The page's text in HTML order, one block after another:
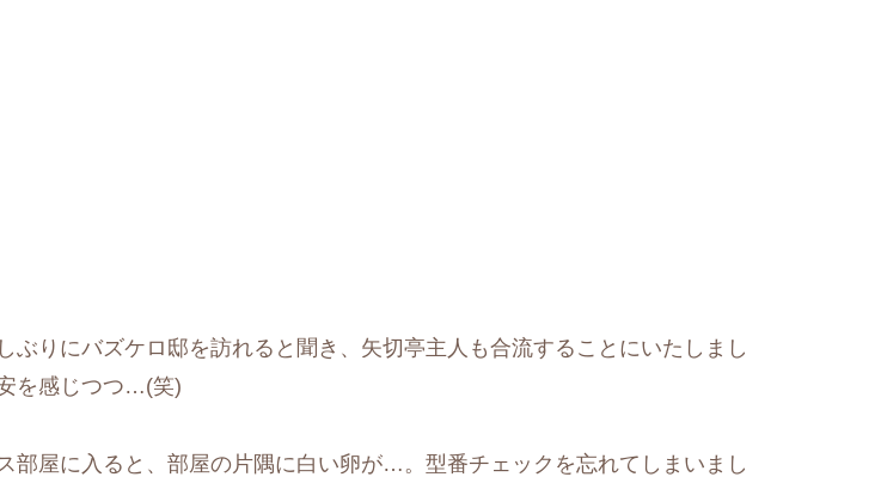
ぶりにバズケロ邸を訪れると聞き、矢切亭主人も合流することにいたしまし
を感じつつ…(笑)
部屋に入ると、部屋の片隅に白い卵が…。型番チェックを忘れてしまいまし